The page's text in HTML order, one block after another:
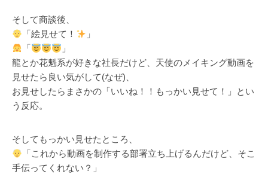
そして商談後、
「絵見せて！
」
「
」
龍とか花魁系が好きな社長だけど、天使のメイキング動画を
見せたら良い気がして(なぜ)、
お見せしたらまさかの「いいね！！もっかい見せて！」とい
う反応。
そしてもっかい見せたところ、
「これから動画を制作する部署立ち上げるんだけど、そこ
手伝ってくれない？」